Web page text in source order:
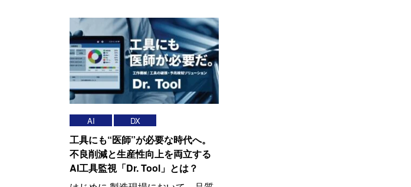
AI DX
工具にも“医師”が必要な時代へ。
不良削減と生産性向上を両立する
AI工具監視「Dr. Tool」とは？